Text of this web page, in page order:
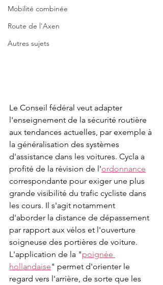
Mobilité combinée
Route de l'Axen
Autres sujets
Le Conseil fédéral veut adapter
l'enseignement de la sécurité routière
aux tendances actuelles, par exemple à
la généralisation des systèmes
d'assistance dans les voitures. Cycla a
profité de la révision de l'ordonnance
correspondante pour exiger une plus
grande visibilité du trafic cycliste dans
les cours. Il s'agit notamment
d'aborder la distance de dépassement
par rapport aux vélos et l'ouverture
soigneuse des portières de voiture.
L'application de la "poignée
hollandaise" permet d'orienter le
regard vers l'arrière, de sorte que les